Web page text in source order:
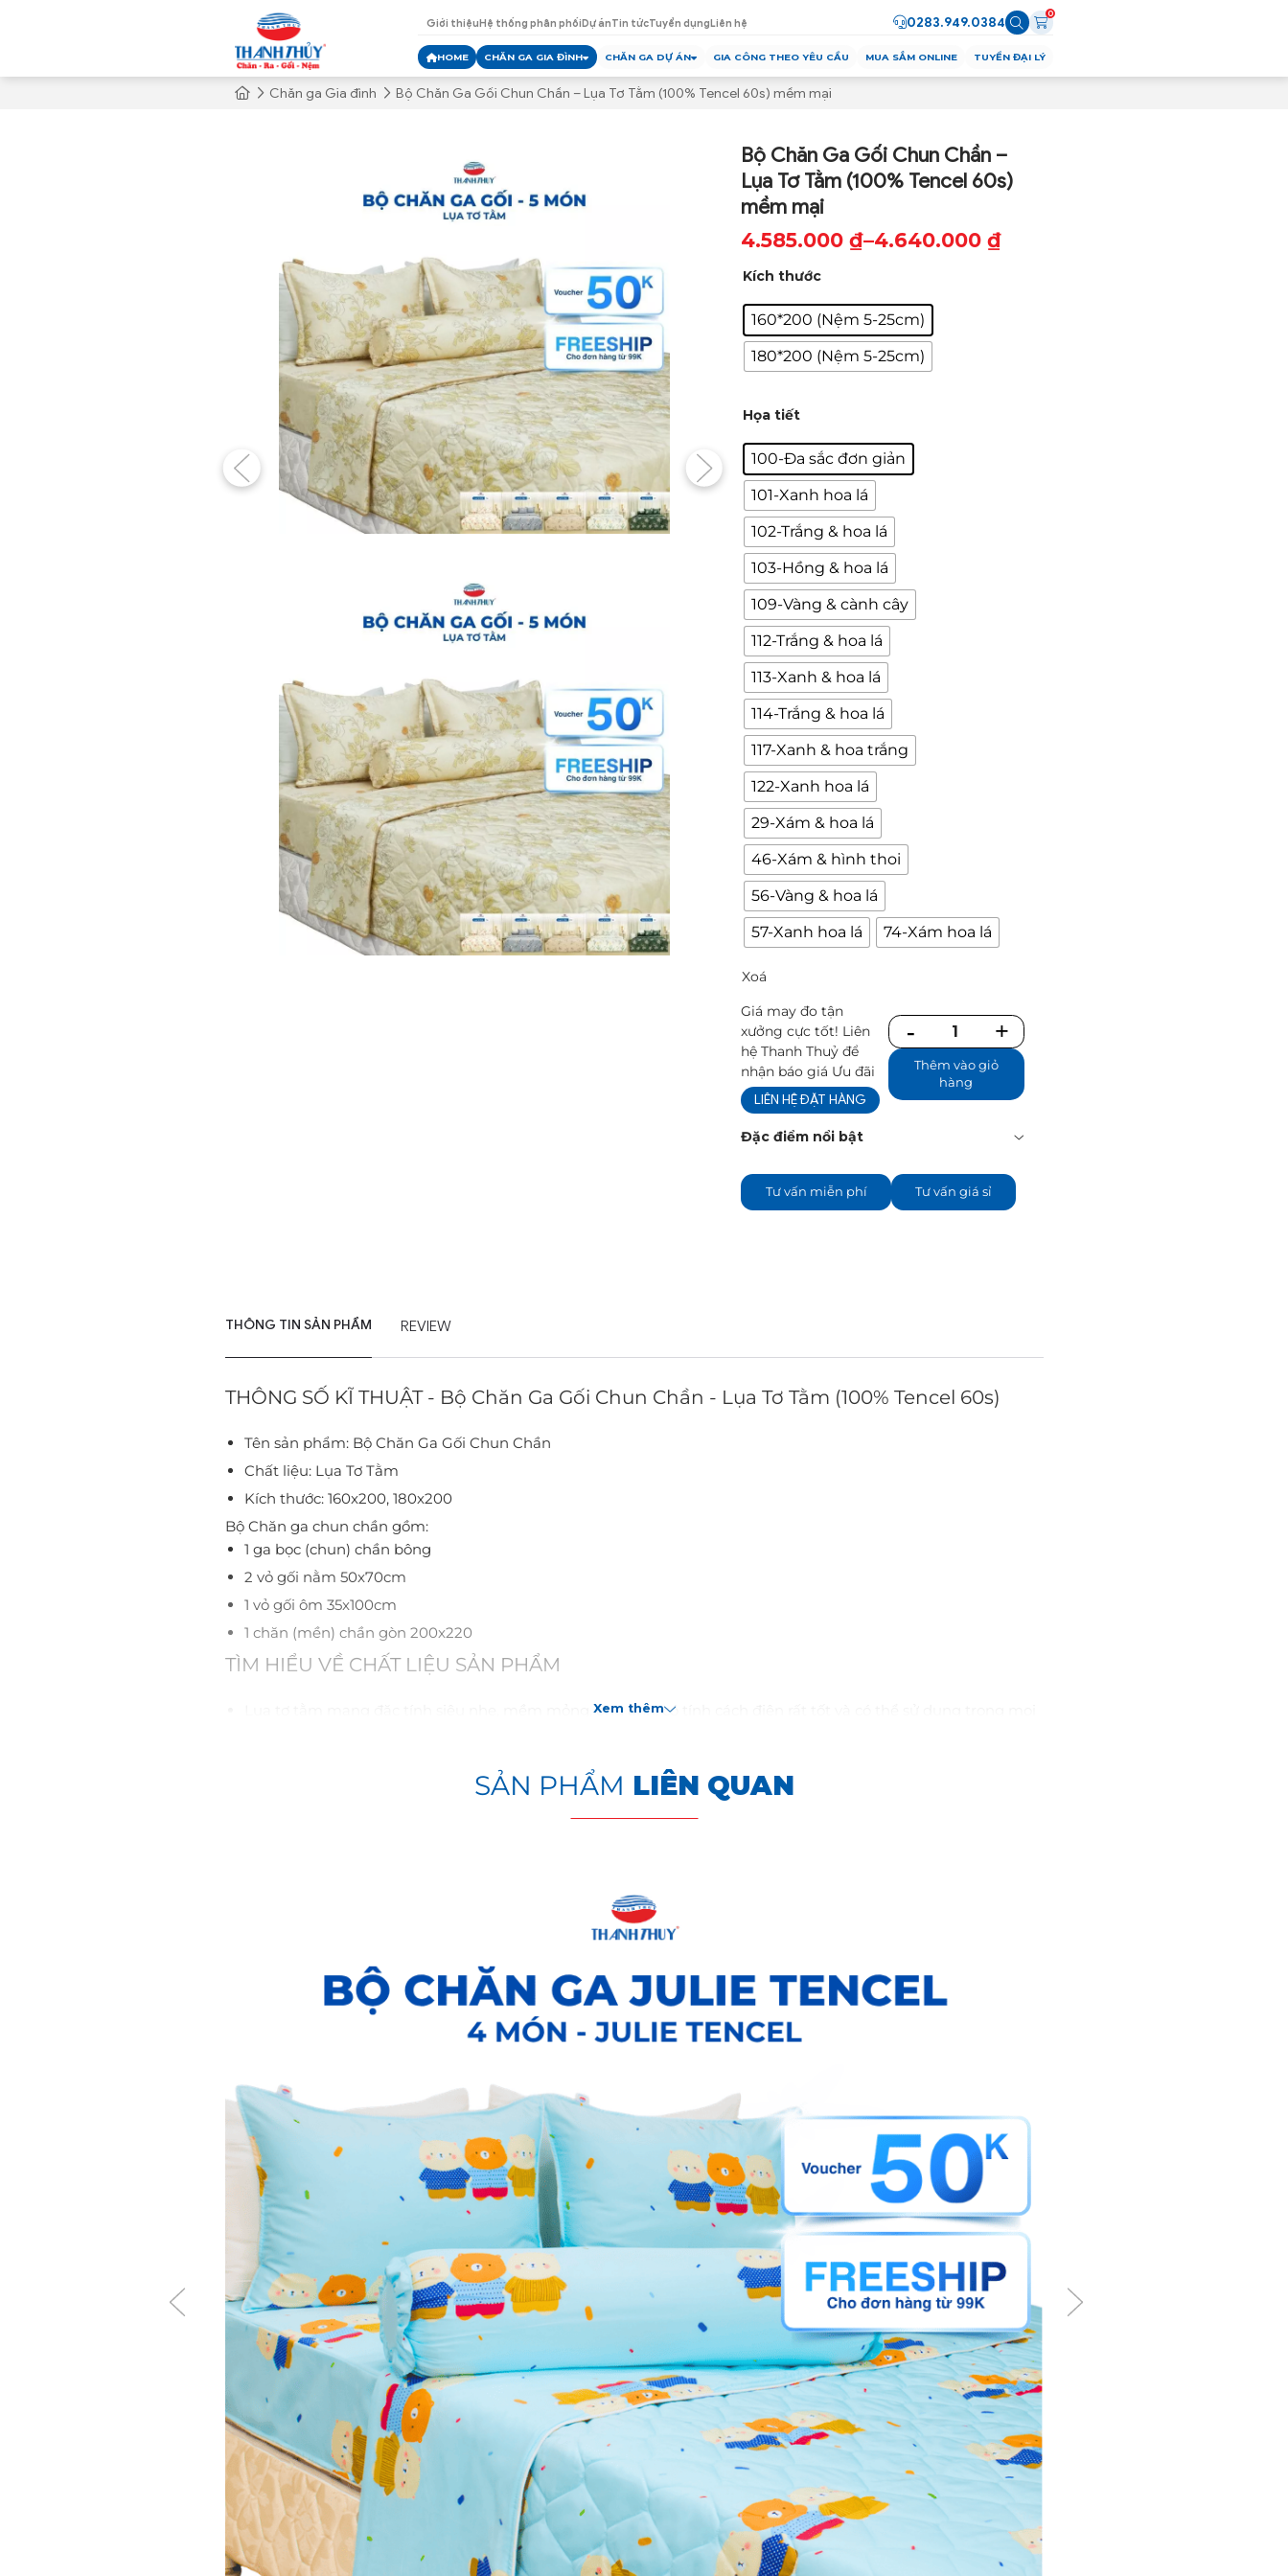
Giới thiệuHệ thống phân phốiDự ánTin tứcTuyển dụngLiên hệ 0283.949.0384
0
HOME CHĂN GA GIA ĐÌNH CHĂN GA DỰ ÁN GIA CÔNG THEO YÊU CẦU MUA SẮM ONLINE TUYỂN ĐẠI LÝ
Chăn ga Gia đình Bộ Chăn Ga Gối Chun Chần – Lụa Tơ Tằm (100% Tencel 60s) mềm mại
Bộ Chăn Ga Gối Chun Chần –
Lụa Tơ Tằm (100% Tencel 60s)
mềm mại
4.585.000₫–4.640.000₫
giá:
từ
4.585.000 ₫
đến
Kích thước
160*200 (Nệm 5-25cm)
180*200 (Nệm 5-25cm)
Họa tiết
100-Đa sắc đơn giản
101-Xanh hoa lá
102-Trắng & hoa lá
103-Hồng & hoa lá
109-Vàng & cành cây
112-Trắng & hoa lá
113-Xanh & hoa lá
114-Trắng & hoa lá
117-Xanh & hoa trắng
122-Xanh hoa lá
29-Xám & hoa lá
46-Xám & hình thoi
56-Vàng & hoa lá
57-Xanh hoa lá
74-Xám hoa lá
Xoá
Giá may đo tận
xưởng cực tốt! Liên
hệ Thanh Thuỷ để
nhận báo giá Ưu đãi
LIÊN HỆ ĐẶT HÀNG
Số
lượngThêm vào giỏ
hàng
Đặc điểm nổi bật
Tư vấn miễn phí Tư vấn giá sỉ
THÔNG TIN SẢN PHẨM REVIEW
THÔNG SỐ KĨ THUẬT - Bộ Chăn Ga Gối Chun Chần - Lụa Tơ Tằm (100% Tencel 60s)
Tên sản phẩm: Bộ Chăn Ga Gối Chun Chần
Chất liệu: Lụa Tơ Tằm
Kích thước: 160x200, 180x200
Bộ Chăn ga chun chần gồm:
1 ga bọc (chun) chần bông
2 vỏ gối nằm 50x70cm
1 vỏ gối ôm 35x100cm
1 chăn (mền) chần gòn 200x220
TÌM HIỂU VỀ CHẤT LIỆU SẢN PHẨM
Lụa tơ tằm mang đặc tính siêu nhẹ, mềm mỏng, óng ánh, có tính cách điện rất tốt và có thể sử dụng trong mọi
Sản phẩm chăn ga gối tơ tằm của THANH THUY là chất liệu tơ tằm nhân tạo (vải cotton lụa). Vải cotton lụa là sự
kết hợp của sợi cotton và sợi tơ tằm. Do vậy sản phẩm chăn ga gối tơ tằm có đầy đủ ưu điểm của vải cotton và
Cách nhiệt, cách điện tốt
Hút ẩm tốt, thoáng mát
HƯỚNG DẪN SỬ DỤNG VÀ BẢO QUẢN CHĂN RA GỐI
vệ sinh chăn drap gối bằng chất liệu Không dùng hóa chất tẩy rửa, nên dùng các loại xà phòng trung tính
Giặt nhẹ nhàng, và nên dùng nước lạnh trong lần giặt đầu tiên
Không nên dùng bàn chải chà mạnh lên bề mặt vải
Tốt nhất là không nên dùng máy giặt hoặc máy sấy làm khô vải.
LƯU Ý:
Hình ảnh thật do THANHTHUY chụp, sẽ có sự chênh lệch 3%-5% về màu sắc, ánh sáng cũng như các yêu tố khác
Xem thêm
SẢN PHẨM LIÊN QUAN